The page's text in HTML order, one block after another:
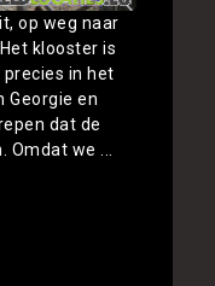
op weg naar
klooster is
in het
Georgie en
dat de
we ...